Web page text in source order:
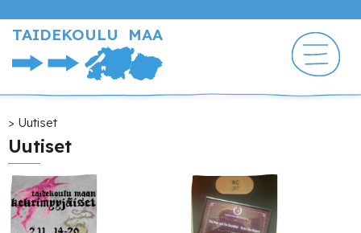
pääsisältöön
TAIDEKOULU MAA
Murupolku
Uutiset
Uutiset